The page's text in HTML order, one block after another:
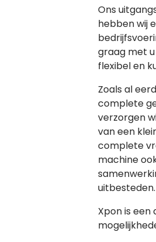
Ons
hebben wij
graag met
flexibel en
Zoals al
complete
verzorgen
van een
complete
machine
uitbesteden.
Xpon is een